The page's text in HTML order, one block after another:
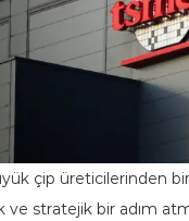
çip üreticilerinden
ve stratejik bir adım